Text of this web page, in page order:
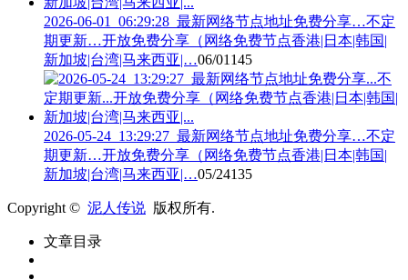
2026-06-01_06:29:28_最新网络节点地址免费分享…不定
期更新…开放免费分享（网络免费节点香港|日本|韩国|
新加坡|台湾|马来西亚|…06/01 145
2026-05-24_13:29:27_最新网络节点地址免费分享…不定
期更新…开放免费分享（网络免费节点香港|日本|韩国|
新加坡|台湾|马来西亚|…05/24135
Copyright © 泥人传说 版权所有.
文章目录